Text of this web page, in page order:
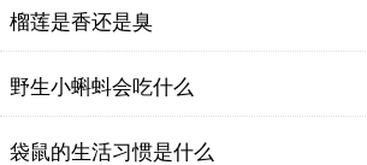
榴莲是香还是臭
野生小蝌蚪会吃什么
袋鼠的生活习惯是什么